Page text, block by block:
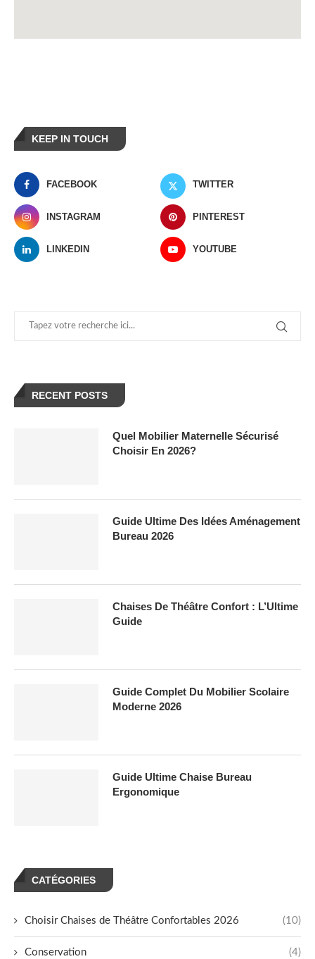
KEEP IN TOUCH
FACEBOOK TWITTER
INSTAGRAM PINTEREST
LINKEDIN YOUTUBE
RECENT POSTS
Quel Mobilier Maternelle Sécurisé
Choisir En 2026?
Guide Ultime Des Idées Aménagement
Bureau 2026
Chaises De Théâtre Confort : L’Ultime
Guide
Guide Complet Du Mobilier Scolaire
Moderne 2026
Guide Ultime Chaise Bureau
Ergonomique
CATÉGORIES
Choisir Chaises de Théâtre Confortables 2026 (10)
Conservation (4)